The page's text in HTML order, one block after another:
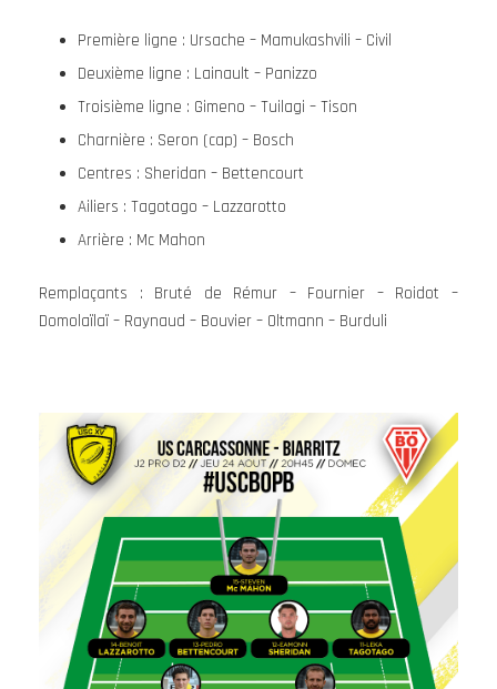
Première ligne : Ursache – Mamukashvili – Civil
Deuxième ligne : Lainault – Panizzo
Troisième ligne : Gimeno – Tuilagi – Tison
Charnière : Seron (cap) – Bosch
Centres : Sheridan – Bettencourt
Ailiers : Tagotago – Lazzarotto
Arrière : Mc Mahon
Remplaçants : Bruté de Rémur – Fournier – Roidot –
Domolaïlaï – Raynaud – Bouvier – Oltmann – Burduli